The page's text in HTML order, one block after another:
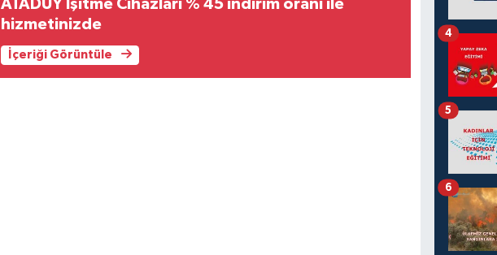
ATADUY İşitme Cihazları % 45 indirim oranı ile
hizmetinizde
İçeriği Görüntüle
4
5
6